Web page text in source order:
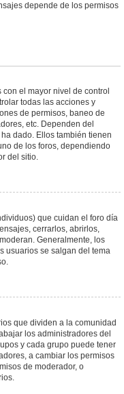
depende de los permisos
el mayor nivel de control
todas las acciones y
de permisos, baneo de
etc. Dependen del
dado. Ellos también tienen
de los foros, dependiendo
del sitio.
que cuidan el foro día
cerrarlos, abrirlos,
Generalmente, los
usuarios se salgan del tema
que dividen a la comunidad
los administradores del
y cada grupo puede tener
a cambiar los permisos
de moderador, o